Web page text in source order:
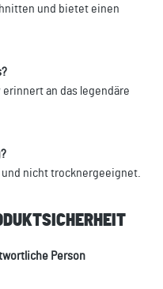
und bietet einen
erinnert an das legendäre
und nicht trocknergeeignet.
Person